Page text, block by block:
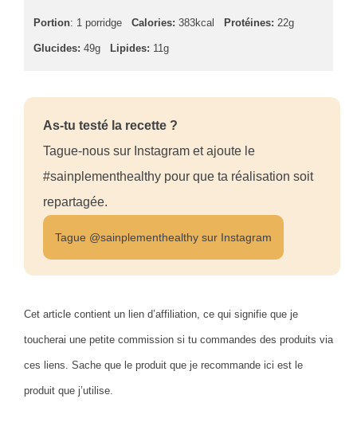
Portion: 1 porridge Calories: 383kcal Protéines: 22g
Glucides: 49g Lipides: 11g
As-tu testé la recette ?
Tague-nous sur Instagram et ajoute le
#sainplementhealthy pour que ta réalisation soit
repartagée.
Tague @sainplementhealthy sur Instagram
Cet article contient un lien d’affiliation, ce qui signifie que je
toucherai une petite commission si tu commandes des produits via
ces liens. Sache que le produit que je recommande ici est le
produit que j’utilise.